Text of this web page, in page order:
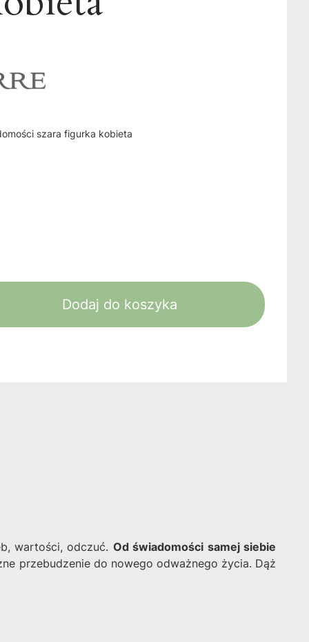
szara figurka kobieta
Dodaj do koszyka
wartości, odczuć. Od świadomości samej siebie
przebudzenie do nowego odważnego życia. Dąż